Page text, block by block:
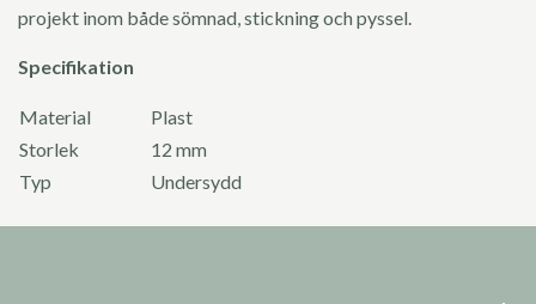
projekt inom både sömnad, stickning och pyssel.
Specifikation
Material
Plast
Storlek
12 mm
Typ
Undersydd